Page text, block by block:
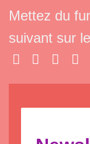
Mettez du
suivant sur